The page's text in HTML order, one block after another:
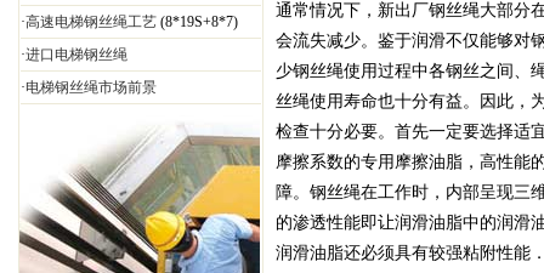
·高速电梯钢丝绳工艺 (8*19S+8*7)
·进口电梯钢丝绳
·电梯钢丝绳市场前景
通常情况下，新出厂钢丝绳大部分
会流失减少。鉴于润滑不仅能够对
少钢丝绳使用过程中各钢丝之间、
丝绳使用寿命也十分有益。因此，
检查十分必要。首先一定要选择适
摩擦系数的专用摩擦油脂，高性能
障。钢丝绳在工作时，内部呈现三
的渗透性能即让润滑油脂中的润滑
润滑油脂还必须具有较强粘附性能